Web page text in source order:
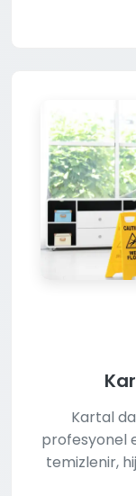
Kartal
profesyonel
temizlenir,